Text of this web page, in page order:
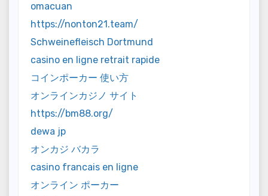
omacuan
https://nonton21.team/
Schweinefleisch Dortmund
casino en ligne retrait rapide
コインポーカー 使い方
オンラインカジノ サイト
https://bm88.org/
dewa jp
オンカジ バカラ
casino francais en ligne
オンライン ポーカー